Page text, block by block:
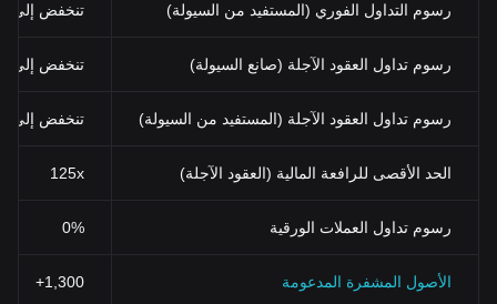
رسوم التداول الفوري (المستفيد من السيولة) تنخفض إلى 0.03% (0.024% باستخدام BGB)
رسوم تداول العقود الآجلة (صانع السيولة) تنخفض إلى 0%
رسوم تداول العقود الآجلة (المستفيد من السيولة) تنخفض إلى 0.02%
الحد الأقصى للرافعة المالية (العقود الآجلة) 125x
رسوم تداول العملات الورقية 0%
الأصول المشفرة المدعومة 1,300+